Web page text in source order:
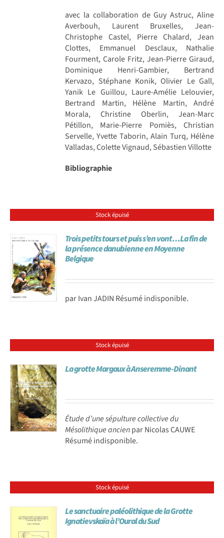
avec la collaboration de Guy Astruc, Aline
Averbouh, Laurent Bruxelles, Jean-
Christophe Castel, Pierre Chalard, Jean
Clottes, Emmanuel Desclaux, Nathalie
Fourment, Carole Fritz, Jean-Pierre Giraud,
Dominique Henri-Gambier, Bertrand
Kervazo, Stéphane Konik, Olivier Le Gall,
Yanik Le Guillou, Laure-Amélie Lelouvier,
Bertrand Martin, Hélène Martin, André
Morala, Christine Oberlin, Jean-Marc
Pétillon, Marie-Pierre Pomiès, Christian
Servelle, Yvette Taborin, Alain Turq, Hélène
Valladas, Colette Vignaud, Sébastien Villotte
Bibliographie
Stock épuisé
Trois petits tours et puis s’en vont…La fin de
la présence danubienne en Moyenne
Belgique
par Ivan JADIN Résumé indisponible.
Stock épuisé
La grotte Margaux à Anseremme-Dinant
Étude d’une sépulture collective du
Mésolithique ancienpar Nicolas CAUWE
Résumé indisponible.
Stock épuisé
Le sanctuaire paléolithique de la Grotte
Ignatievskaïa à l’Oural du Sud